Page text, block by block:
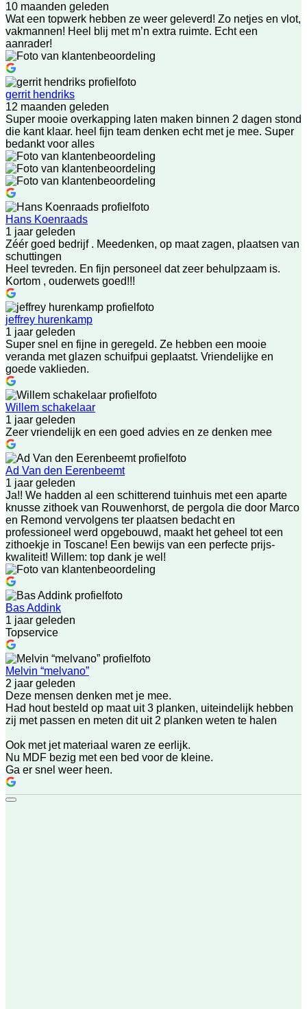
10 maanden geleden
Wat een topwerk hebben ze weer geleverd! Zo netjes en vlot,
vakmannen! Heel blij met m’n extra ruimte. Echt een
aanrader!
gerrit hendriks
12 maanden geleden
Super mooie overkapping laten maken binnen 2 dagen stond
die kant klaar. heel fijn team denken echt met je mee. Super
bedankt voor alles
Hans Koenraads
1 jaar geleden
Zéér goed bedrijf . Meedenken, op maat zagen, plaatsen van
schuttingen
Heel tevreden. En fijn personeel dat zeer behulpzaam is.
Kortom , ouderwets goed!!!
jeffrey hurenkamp
1 jaar geleden
Super snel en fijne in geregeld. Ze hebben een mooie
veranda met glazen schuifpui geplaatst. Vriendelijke en
goede vaklieden.
Willem schakelaar
1 jaar geleden
Zeer vriendelijk en een goed advies en ze denken mee
Ad Van den Eerenbeemt
1 jaar geleden
Ja!! We hadden al een schitterend tuinhuis met een aparte
knusse zithoek van Rouwenhorst, de pergola die door Marco
en Remond vervolgens ter plaatsen bedacht en
professioneel werd opgebouwd, maakt het geheel tot een
zithoekje in Toscane! Een bewijs van een perfecte prijs-
kwaliteit! Willem: top dank je wel!
Bas Addink
1 jaar geleden
Topservice
Melvin “melvano”
2 jaar geleden
Deze mensen denken met je mee.
Had hout besteld op maat uit 3 planken, uiteindelijk hebben
zij met passen en meten dit uit 2 planken weten te halen
Ook met jet materiaal waren ze eerlijk.
Nu MDF bezig met een bed voor de kleine.
Ga er snel weer heen.